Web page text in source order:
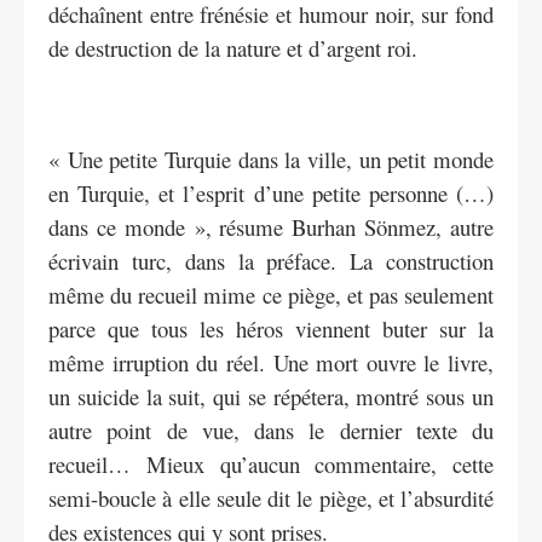
déchaînent entre frénésie et humour noir, sur fond
de destruction de la nature et d’argent roi.
« Une petite Turquie dans la ville, un petit monde
en Turquie, et l’esprit d’une petite personne (…)
dans ce monde », résume Burhan Sönmez, autre
écrivain turc, dans la préface. La construction
même du recueil mime ce piège, et pas seulement
parce que tous les héros viennent buter sur la
même irruption du réel. Une mort ouvre le livre,
un suicide la suit, qui se répétera, montré sous un
autre point de vue, dans le dernier texte du
recueil… Mieux qu’aucun commentaire, cette
semi-boucle à elle seule dit le piège, et l’absurdité
des existences qui y sont prises.